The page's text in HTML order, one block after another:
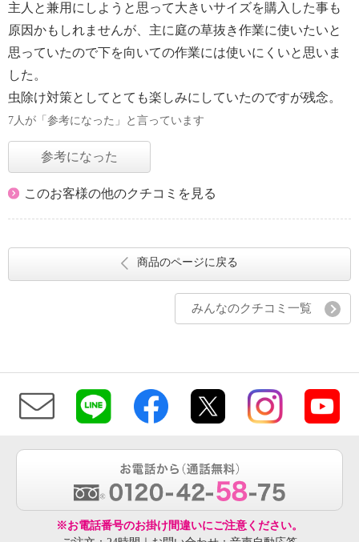
主人と兼用にしようと思って大きいサイズを購入した事も
原因かもしれませんが、主に庭の草抜き作業に使いたいと
思っていたので下を向いての作業には使いにくいと思いま
した。
虫除け対策としてとても楽しみにしていたのですが残念。
7人が「参考になった」と言っています
参考になった
このお客様の他のクチコミを見る
商品のページに戻る
みんなのクチコミ一覧
※お電話番号のお掛け間違いにご注意ください。